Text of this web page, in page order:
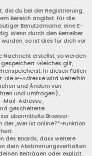
die du bei der Registrierung,
Bereich angibst. Für die
Benutzername, eine E-
Wenn durch den Betreiber
so ist dies für dich vor
Nachricht erstellst, so werden
Gleiches gilt,
In diesen Fällen
Die IP-Adresse wird weiterhin
und Ändern von
und Umfragen),
Mail-Adresse,
gescheiterte
übermittelte Browser-
„Wer ist online?“-Funktion
des Boards, dass weitere
dein Abstimmungsverhalten
Beiträgen oder explizit